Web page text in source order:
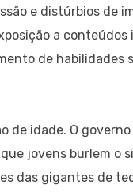
e distúrbios de
a conteúdos
de habilidades
de idade. O
jovens burlem o
das gigantes de